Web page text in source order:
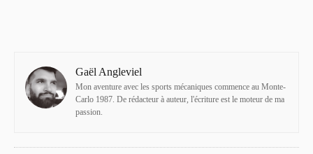
Gaël Angleviel
Mon aventure avec les sports mécaniques commence au Monte-
Carlo 1987. De rédacteur à auteur, l'écriture est le moteur de ma
passion.